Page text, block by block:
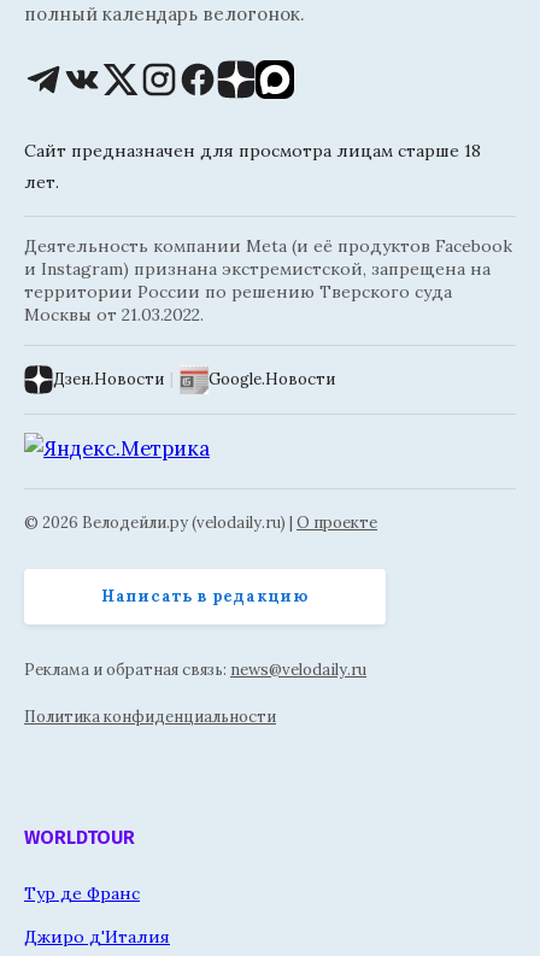
полный календарь велогонок.
Сайт предназначен для просмотра лицам старше 18
лет.
Деятельность компании Meta (и её продуктов Facebook
и Instagram) признана экстремистской, запрещена на
территории России по решению Тверского суда
Москвы от 21.03.2022.
Дзен.Новости | Google.Новости
© 2026 Велодейли.ру (velodaily.ru) | О проекте
Написать в редакцию
Реклама и обратная связь: news@velodaily.ru
Политика конфиденциальности
WORLDTOUR
Тур де Франс
Джиро д'Италия